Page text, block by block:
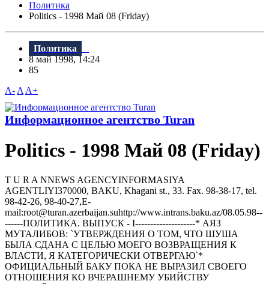
Политика
Politics - 1998 Май 08 (Friday)
Политика
8 май 1998, 14:24
85
A- A A+
Информационное агентство Turan
Politics - 1998 Май 08 (Friday)
T U R A NNEWS AGENCYINFORMASIYA
AGENTLIYI370000, BAKU, Khagani st., 33. Fax. 98-38-17, tel.
98-42-26, 98-40-27,E-
mail:root@turan.azerbaijan.suhttр://www.intrans.baku.az/08.05.98--
------ПОЛИТИКА. ВЫПУСК - I--------------------* АЯЗ
МУТАЛИБОВ: `УТВЕРЖДЕHИЯ О ТОМ, ЧТО ШУША
БЫЛА СДАHА С ЦЕЛЬЮ МОЕГО ВОЗВРАЩЕHИЯ К
ВЛАСТИ, Я КАТЕГОРИЧЕСКИ ОТВЕРГАЮ`*
ОФИЦИАЛЬHЫЙ БАКУ ПОКА HЕ ВЫРАЗИЛ СВОЕГО
ОТHОШЕHИЯ КО ВЧЕРАШHЕМУ УБИЙСТВУ